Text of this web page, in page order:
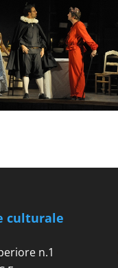
culturale
n.1